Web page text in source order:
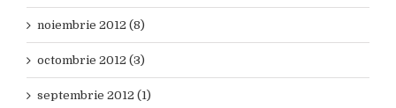
noiembrie 2012 (8)
octombrie 2012 (3)
septembrie 2012 (1)